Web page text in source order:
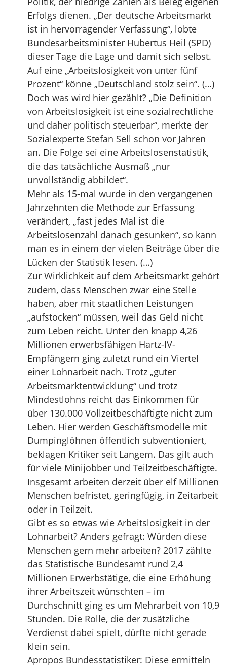
Erfolgs dienen. „Der deutsche Arbeitsmarkt
ist in hervorragender Verfassung“, lobte
Bundesarbeitsminister Hubertus Heil (SPD)
dieser Tage die Lage und damit sich selbst.
Auf eine „Arbeitslosigkeit von unter fünf
Prozent“ könne „Deutschland stolz sein“. (…)
Doch was wird hier gezählt? „Die Definition
von Arbeitslosigkeit ist eine sozialrechtliche
und daher politisch steuerbar“, merkte der
Sozialexperte Stefan Sell schon vor Jahren
an. Die Folge sei eine Arbeitslosenstatistik,
die das tatsächliche Ausmaß „nur
unvollständig abbildet“.
Mehr als 15-mal wurde in den vergangenen
Jahrzehnten die Methode zur Erfassung
verändert, „fast jedes Mal ist die
Arbeitslosenzahl danach gesunken“, so kann
man es in einem der vielen Beiträge über die
Lücken der Statistik lesen. (…)
Zur Wirklichkeit auf dem Arbeitsmarkt gehört
zudem, dass Menschen zwar eine Stelle
haben, aber mit staatlichen Leistungen
„aufstocken“ müssen, weil das Geld nicht
zum Leben reicht. Unter den knapp 4,26
Millionen erwerbsfähigen Hartz-IV-
Empfängern ging zuletzt rund ein Viertel
einer Lohnarbeit nach. Trotz „guter
Arbeitsmarktentwicklung“ und trotz
Mindestlohns reicht das Einkommen für
über 130.000 Vollzeitbeschäftigte nicht zum
Leben. Hier werden Geschäftsmodelle mit
Dumpinglöhnen öffentlich subventioniert,
beklagen Kritiker seit Langem. Das gilt auch
für viele Minijobber und Teilzeitbeschäftigte.
Insgesamt arbeiten derzeit über elf Millionen
Menschen befristet, geringfügig, in Zeitarbeit
oder in Teilzeit.
Gibt es so etwas wie Arbeitslosigkeit in der
Lohnarbeit? Anders gefragt: Würden diese
Menschen gern mehr arbeiten? 2017 zählte
das Statistische Bundesamt rund 2,4
Millionen Erwerbstätige, die eine Erhöhung
ihrer Arbeitszeit wünschten – im
Durchschnitt ging es um Mehrarbeit von 10,9
Stunden. Die Rolle, die der zusätzliche
Verdienst dabei spielt, dürfte nicht gerade
klein sein.
Apropos Bundesstatistiker: Diese ermitteln